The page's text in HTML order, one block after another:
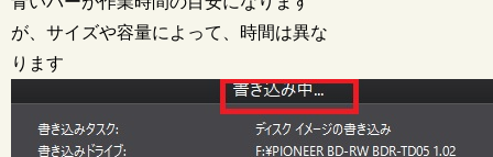
が、サイズや容量によって、時間は異な
ります